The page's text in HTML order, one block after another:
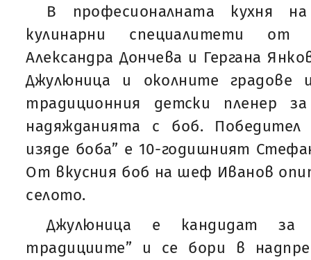
В професионалната кухня
кулинарни специалитети от
Александра Дончева и Гергана
Джулюница и околните градове
традиционния детски пленер
надяжданията с боб. Победител
изяде боба” е 10-годишният
От вкусния боб на шеф Иванов
селото.
Джулюница е кандидат за
традициите” и се бори в